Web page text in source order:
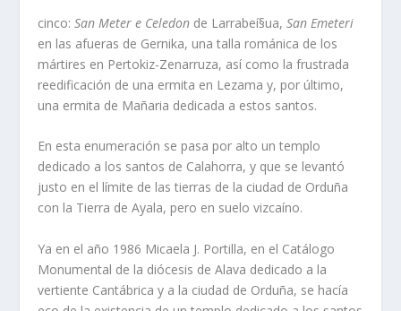
cinco:San Meter e Celedon de Larrabeí§ua,San Emeteri
en las afueras de Gernika, una talla románica de los
mártires en Pertokiz-Zenarruza, así­ como la frustrada
reedificación de una ermita en Lezama y, por último,
una ermita de Mañaria dedicada a estos santos.
En esta enumeración se pasa por alto un templo
dedicado a los santos de Calahorra, y que se levantó
justo en el lí­mite de las tierras de la ciudad de Orduña
con la Tierra de Ayala, pero en suelo vizcaí­no.
Ya en el año 1986 Micaela J. Portilla, en el Catálogo
Monumental de la diócesis de Alava dedicado a la
vertiente Cantábrica y a la ciudad de Orduña, se hací­a